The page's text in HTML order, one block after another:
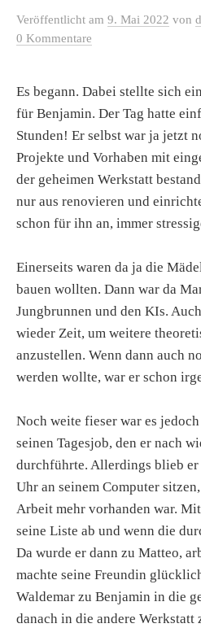
Veröffentlicht am 9. Mai 2022 von
0 Kommentare
Es begann. Dabei stellte sich
für Benjamin. Der Tag hatte
Stunden! Er selbst war ja jetzt
Projekte und Vorhaben mit
der geheimen Werkstatt
nur aus renovieren und
schon für ihn an, immer
Einerseits waren da ja die
bauen wollten. Dann war da
Jungbrunnen und den KIs.
wieder Zeit, um weitere
anzustellen. Wenn dann auch
werden wollte, war er schon
Noch weite fieser war es
seinen Tagesjob, den er nach
durchführte. Allerdings blieb
Uhr an seinem Computer
Arbeit mehr vorhanden war.
seine Liste ab und wenn die
Da wurde er dann zu Matteo,
machte seine Freundin
Waldemar zu Benjamin in die
danach in die andere Werkstatt